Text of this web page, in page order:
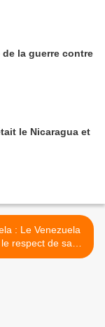
la guerre contre
le Nicaragua et
: Le Venezuela
respect de sa
après